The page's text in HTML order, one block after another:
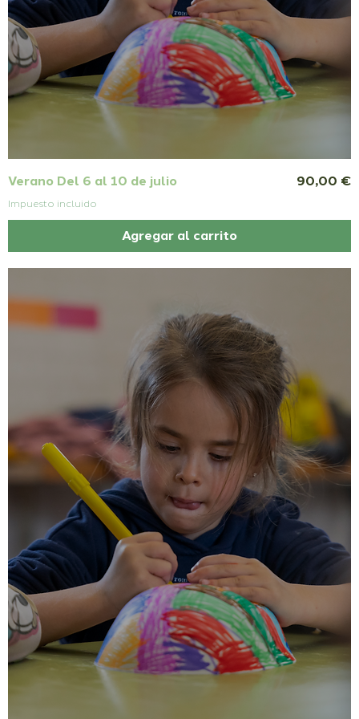
Verano Del 6 al 10 de julio Precio
90,00 €
Impuesto incluido
Agregar al carrito